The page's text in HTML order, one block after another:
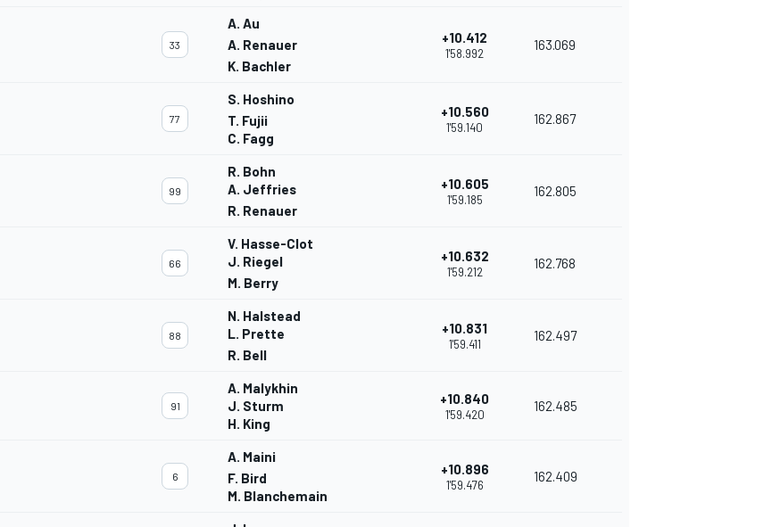
33
A. Au
A. Renauer
K. Bachler
+10.412
1'58.992
163.069
77
S. Hoshino
T. Fujii
C. Fagg
+10.560
1'59.140
162.867
99
R. Bohn
A. Jeffries
R. Renauer
+10.605
1'59.185
162.805
66
V. Hasse-Clot
J. Riegel
M. Berry
+10.632
1'59.212
162.768
88
N. Halstead
L. Prette
R. Bell
+10.831
1'59.411
162.497
91
A. Malykhin
J. Sturm
H. King
+10.840
1'59.420
162.485
6
A. Maini
F. Bird
M. Blanchemain
+10.896
1'59.476
162.409